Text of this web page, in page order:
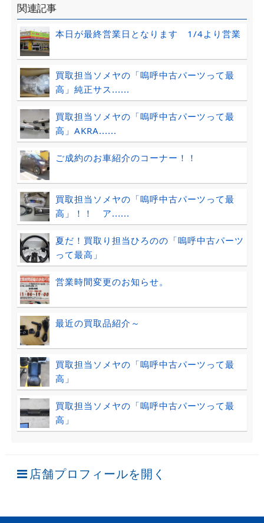
関連記事
本日が最終営業日となります 1/4より営業
買取担当ソメヤの「嗚呼中古パーツって最
高」純正サス......
買取担当ソメヤの「嗚呼中古パーツって最
高」AKRA......
ご成約のお車紹介のコーナー！！
買取担当ソメヤの「嗚呼中古パーツって最
高」！！ ア......
夏だ！買取り担当ひろのの「嗚呼中古パーツ
って最高」
営業時間変更のお知らせ。
最近の買取品紹介～
買取担当ソメヤの「嗚呼中古パーツって最
高」
買取担当ソメヤの「嗚呼中古パーツって最
高」
店舗プロフィールを開く